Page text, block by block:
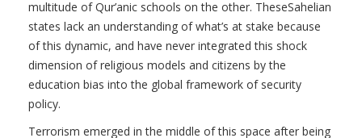
multitude of Qur’anic schools on the other. TheseSahelian
states lack an understanding of what’s at stake because
of this dynamic, and have never integrated this shock
dimension of religious models and citizens by the
education bias into the global framework of security
policy.
Terrorism emerged in the middle of this space after being